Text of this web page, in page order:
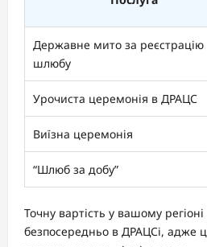
Державне мито за реєстрацію
шлюбу
Урочиста церемонія в ДРАЦС
Виїзна церемонія
“Шлюб за добу”
Точну вартість у вашому
безпосередньо в ДРАЦСі, адже